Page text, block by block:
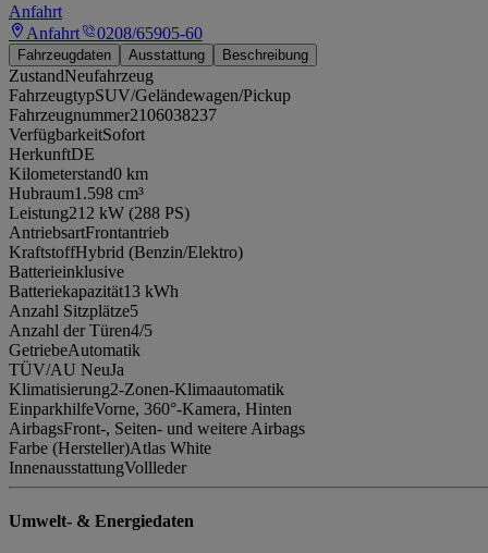
Anfahrt
Anfahrt
0208/65905-60
Fahrzeugdaten Ausstattung Beschreibung
ZustandNeufahrzeug
FahrzeugtypSUV/Geländewagen/Pickup
Fahrzeugnummer2106038237
VerfügbarkeitSofort
HerkunftDE
Kilometerstand0 km
Hubraum1.598 cm³
Leistung212 kW (288 PS)
AntriebsartFrontantrieb
KraftstoffHybrid (Benzin/Elektro)
Batterieinklusive
Batteriekapazität13 kWh
Anzahl Sitzplätze5
Anzahl der Türen4/5
GetriebeAutomatik
TÜV/AU NeuJa
Klimatisierung2-Zonen-Klimaautomatik
EinparkhilfeVorne, 360°-Kamera, Hinten
AirbagsFront-, Seiten- und weitere Airbags
Farbe (Hersteller)Atlas White
InnenausstattungVollleder
Umwelt- & Energiedaten